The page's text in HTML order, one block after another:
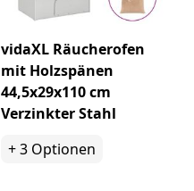
vidaXL Räucherofen
mit Holzspänen
44,5x29x110 cm
Verzinkter Stahl
+3 Optionen